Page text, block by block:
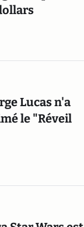
Lucas n'a
le "Réveil